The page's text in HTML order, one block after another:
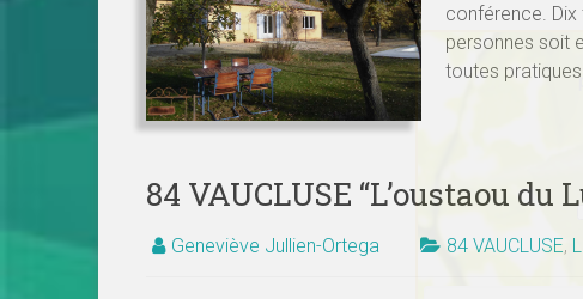
conférence. Dix
personnes soit
toutes
84 VAUCLUSE “L’oustaou du
Geneviève Jullien-Ortega 84 VAUCLUSE,